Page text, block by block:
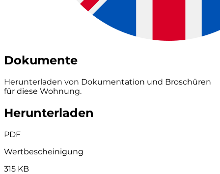
Dokumente
Herunterladen von Dokumentation und Broschüren
für diese Wohnung.
Herunterladen
PDF
Wertbescheinigung
315 KB